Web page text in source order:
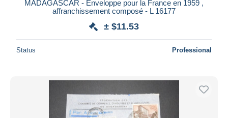
MADAGASCAR - Enveloppe pour la France en 1959 ,
affranchissement composé - L 16177
± $11.53
Status Professional